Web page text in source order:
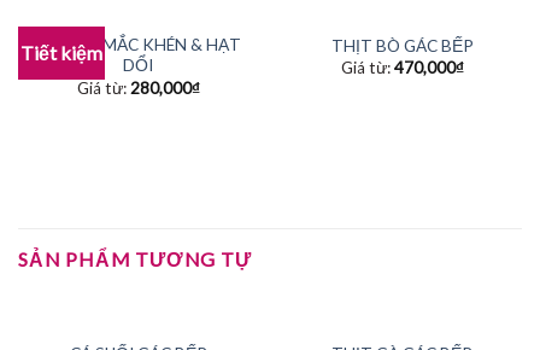
Tiết kiệm
COMBO MẮC KHÉN & HẠT
DỔI
Giá từ: 280,000₫
THỊT BÒ GÁC BẾP
Giá từ:470,000₫
SẢN PHẨM TƯƠNG TỰ